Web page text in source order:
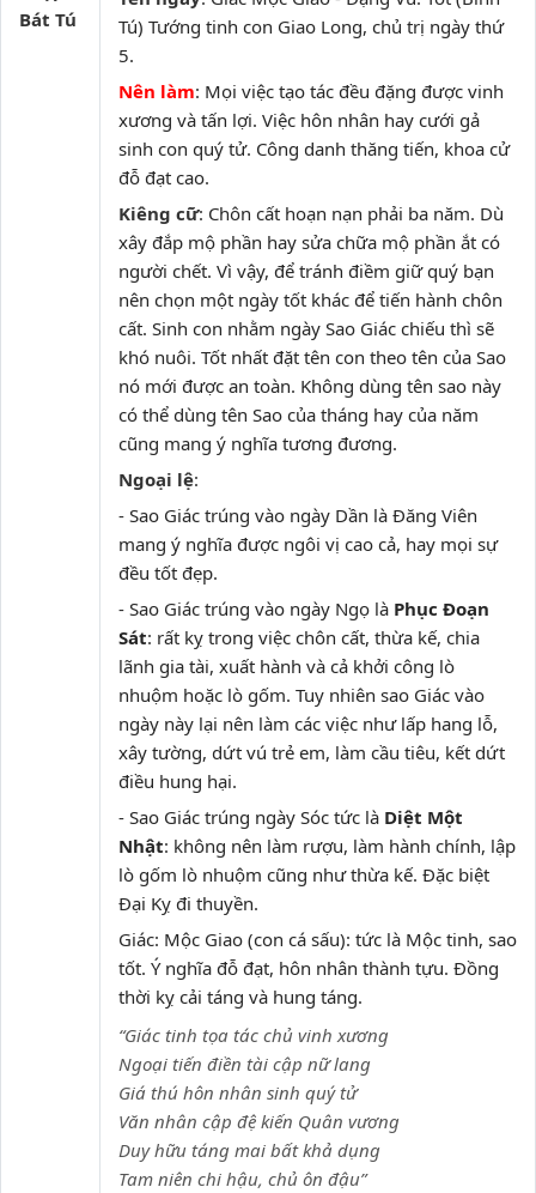
Bát Tú
Tú) Tướng tinh con Giao Long, chủ trị ngày thứ
5.
Nên làm: Mọi việc tạo tác đều đặng được vinh
xương và tấn lợi. Việc hôn nhân hay cưới gả
sinh con quý tử. Công danh thăng tiến, khoa cử
đỗ đạt cao.
Kiêng cữ: Chôn cất hoạn nạn phải ba năm. Dù
xây đắp mộ phần hay sửa chữa mộ phần ắt có
người chết. Vì vậy, để tránh điềm giữ quý bạn
nên chọn một ngày tốt khác để tiến hành chôn
cất. Sinh con nhằm ngày Sao Giác chiếu thì sẽ
khó nuôi. Tốt nhất đặt tên con theo tên của Sao
nó mới được an toàn. Không dùng tên sao này
có thể dùng tên Sao của tháng hay của năm
cũng mang ý nghĩa tương đương.
Ngoại lệ:
- Sao Giác trúng vào ngày Dần là Đăng Viên
mang ý nghĩa được ngôi vị cao cả, hay mọi sự
đều tốt đẹp.
- Sao Giác trúng vào ngày Ngọ là Phục Đoạn
Sát: rất kỵ trong việc chôn cất, thừa kế, chia
lãnh gia tài, xuất hành và cả khởi công lò
nhuộm hoặc lò gốm. Tuy nhiên sao Giác vào
ngày này lại nên làm các việc như lấp hang lỗ,
xây tường, dứt vú trẻ em, làm cầu tiêu, kết dứt
điều hung hại.
- Sao Giác trúng ngày Sóc tức là Diệt Một
Nhật: không nên làm rượu, làm hành chính, lập
lò gốm lò nhuộm cũng như thừa kế. Đặc biệt
Đại Kỵ đi thuyền.
Giác: Mộc Giao (con cá sấu): tức là Mộc tinh, sao
tốt. Ý nghĩa đỗ đạt, hôn nhân thành tựu. Đồng
thời kỵ cải táng và hung táng.
“Giác tinh tọa tác chủ vinh xương
Ngoại tiến điền tài cập nữ lang
Giá thú hôn nhân sinh quý tử
Văn nhân cập đệ kiến Quân vương
Duy hữu táng mai bất khả dụng
Tam niên chi hậu, chủ ôn đậu”